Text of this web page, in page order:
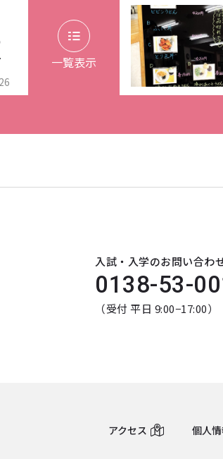
一覧表示
入試・入学のお問い合わ
0138-53-
（受付 平日 9:00−17:00）
アクセス 個人